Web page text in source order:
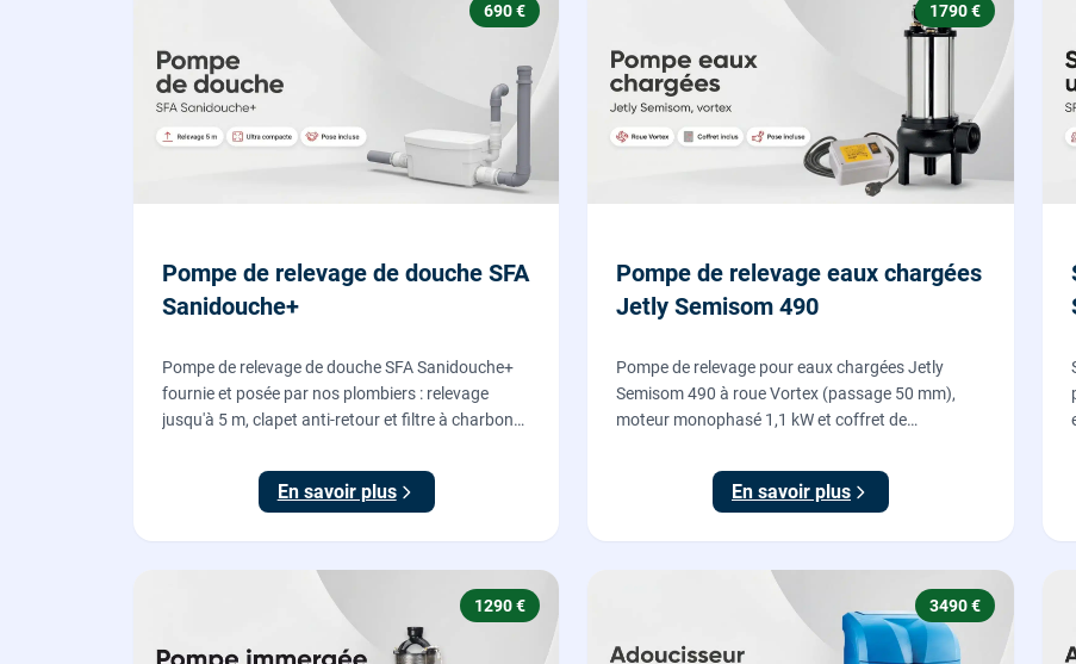
690 €
Pompe de relevage de douche SFA
Sanidouche+
Pompe de relevage de douche SFA Sanidouche+
fournie et posée par nos plombiers : relevage
jusqu'à 5 m, clapet anti-retour et filtre à charbon
sous le niveau d'évacuation.
En savoir plus
1790 €
Pompe de relevage eaux chargées
Jetly Semisom 490
Pompe de relevage pour eaux chargées Jetly
Semisom 490 à roue Vortex (passage 50 mm),
moteur monophasé 1,1 kW et coffret de
sous-sol vers l'égout, fournie et posée par nos
En savoir plus
1290 € 3490 €